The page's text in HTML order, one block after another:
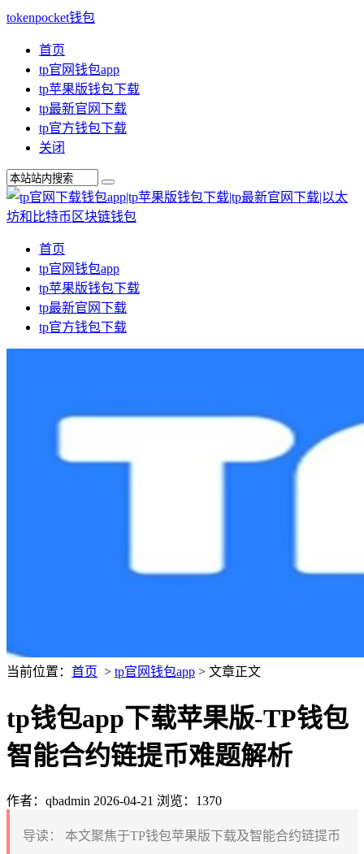
tokenpocket钱包
首页
tp官网钱包app
tp苹果版钱包下载
tp最新官网下载
tp官方钱包下载
关闭
首页
tp官网钱包app
tp苹果版钱包下载
tp最新官网下载
tp官方钱包下载
当前位置： 首页 > tp官网钱包app > 文章正文
tp钱包app下载苹果版-TP钱包
智能合约链提币难题解析
作者：qbadmin 2026-04-21 浏览：1370
导读：
本文聚焦于TP钱包苹果版下载及智能合约链提币